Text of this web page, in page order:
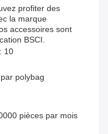
profiter des
la marque
accessoires sont
BSCI.
10
polybag
pièces par mois